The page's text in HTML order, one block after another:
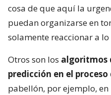
cosa de que aquí la
puedan organizarse en
solamente reaccionar a lo
Otros son los algoritmos
predicción en el
pabellón, por ejemplo,